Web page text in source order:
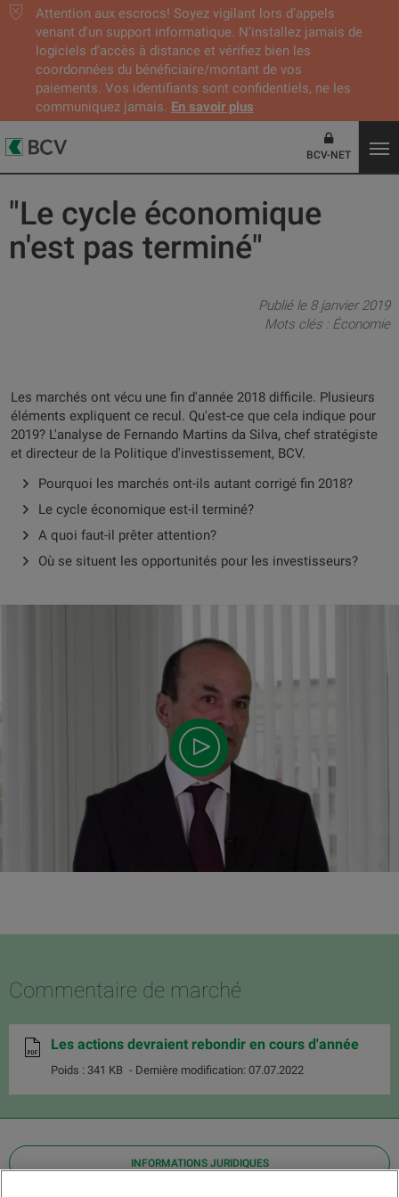
Attention aux escrocs! Soyez vigilant lors d’appels
venant d'un support informatique. N’installez jamais de
logiciels d’accès à distance et vérifiez bien les
coordonnées du bénéficiaire/montant de vos
paiements. Vos identifiants sont confidentiels, ne les
communiquez jamais. En savoir plus
BCV-NET
"Le cycle économique
n'est pas terminé"
Publié le 8 janvier 2019
Mots clés : Économie
Les marchés ont vécu une fin d'année 2018 difficile. Plusieurs
éléments expliquent ce recul. Qu'est-ce que cela indique pour
2019? L'analyse de Fernando Martins da Silva, chef stratégiste
et directeur de la Politique d'investissement, BCV.
Pourquoi les marchés ont-ils autant corrigé fin 2018?
Le cycle économique est-il terminé?
A quoi faut-il prêter attention?
Où se situent les opportunités pour les investisseurs?
Commentaire de marché
Les actions devraient rebondir en cours d'année
Poids : 341 KB - Dernière modification: 07.07.2022
INFORMATIONS JURIDIQUES